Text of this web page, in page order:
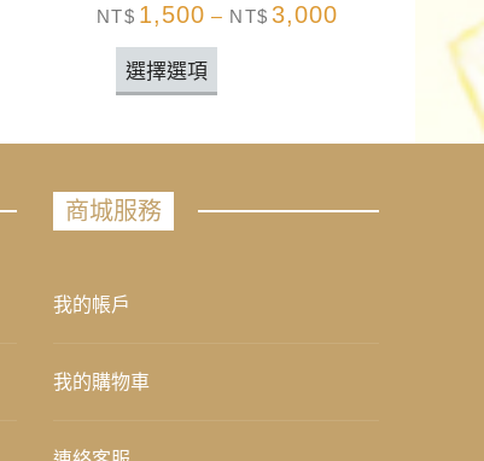
NT$ 1,500 – NT$ 3,000
選擇選項
商城服務
我的帳戶
我的購物車